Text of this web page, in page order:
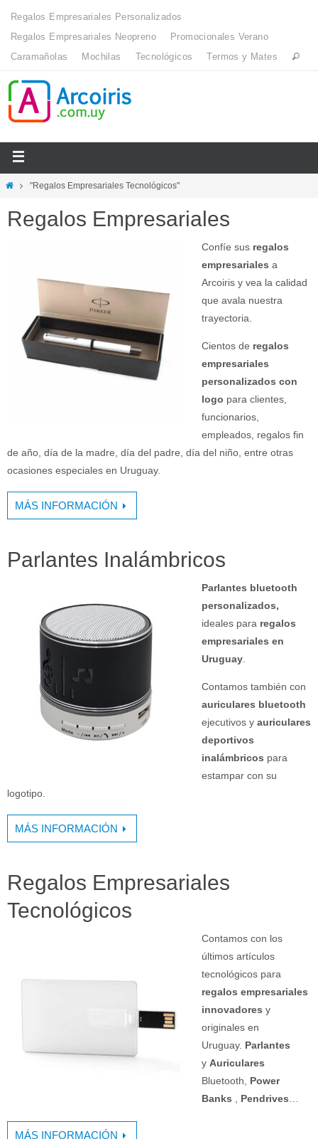
Regalos Empresariales Personalizados
Regalos Empresariales Neopreno
Promocionales Verano
Caramañolas
Mochilas Tecnológicos Termos y Mates
"Regalos Empresariales Tecnológicos"
Regalos Empresariales
Confíe sus regalos
empresariales a
Arcoiris y vea la calidad
que avala nuestra
trayectoria.
Cientos de regalos
empresariales
personalizados con
logo para clientes,
funcionarios,
empleados, regalos fin
de año, día de la madre, día del padre, día del niño, entre otras
ocasiones especiales en Uruguay.
MÁS INFORMACIÓN
Parlantes Inalámbricos
Parlantes bluetooth
personalizados,
ideales para regalos
empresariales en
Uruguay
Contamos también con
auriculares bluetooth
ejecutivos y auriculares
deportivos
inalámbricos para
estampar con su
logotipo.
MÁS INFORMACIÓN
Regalos Empresariales
Tecnológicos
Contamos con los
últimos artículos
tecnológicos para
regalos empresariales
innovadores y
originales en
Uruguay. Parlantes
y Auriculares
Bluetooth, Power
Banks
Pendrives
MÁS INFORMACIÓN